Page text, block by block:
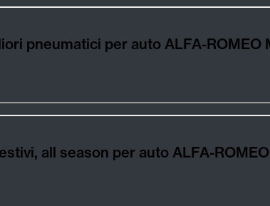
auto ALFA-ROMEO MITO QUADRIFOGLIO VERDE 14 TB
per auto ALFA-ROMEO MITO QUADRIFOGLIO VERDE 14 TB